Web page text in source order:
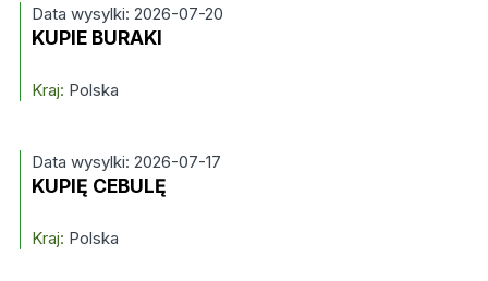
Data wysylki: 2026-07-20
KUPIE BURAKI
Kraj: Polska
Data wysylki: 2026-07-17
KUPIĘ CEBULĘ
Kraj: Polska